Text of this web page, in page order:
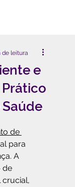
e
Prático
de leitura
de
para
A
de
crucial,